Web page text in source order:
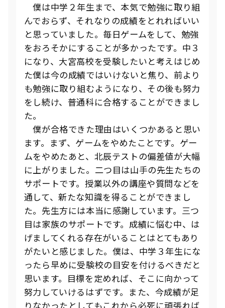
僕は中学２年生まで、本気で勉強に取り組
んでおらず、それなりの成績をとれればいい
と思っていました。毎日ゲームをして、勉強
をおろそかにすることが多かったです。中３
になり、大宮高校を受験したいと考えはじめ
た僕は今の成績ではいけないと焦り、前より
も勉強に取り組むようになり、その後も努力
をし続け、普通科に合格することができまし
た。
僕が合格できた理由はいくつかあると思い
ます。まず、ゲームをやめたことです。ゲー
ムをやめたあと、北辰テストの偏差値が大幅
に上がりました。二つ目は山手の先生たちの
サポートです。授業以外の講座や質問などを
通して、新たな知識を得ることができまし
た。先生方には本当に感謝しています。三つ
目は家族のサポートです。成績に悩む中、は
げましてくれる存在がいることはとてもあり
がたいと感じました。僕は、中学３年生にな
ったら早めに受験校の目安を付けるべきだと
思います。目標を定めれば、そこに向かって
努力していけるはずです。また、今成績が足
りなかったとしてもこれから必死に頑張れば